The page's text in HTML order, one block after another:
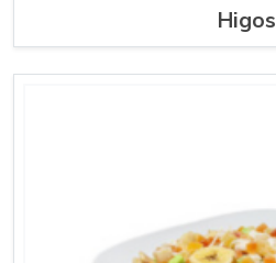
Higos